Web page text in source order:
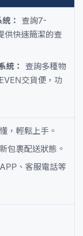
：
查詢7-
供快速簡潔的查
統：
查詢多種物
交貨便，功
，輕鬆上手。
包裹配送狀態。
、客服電話等